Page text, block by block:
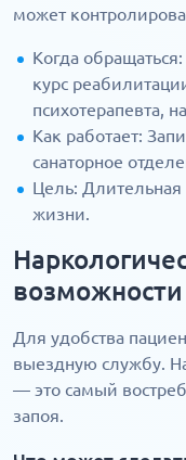
может
Когда
курс
психотерапевта,
Как работает:
санаторное
Цель:
жизни.
Для удобства
выездную службу.
— это самый
запоя.